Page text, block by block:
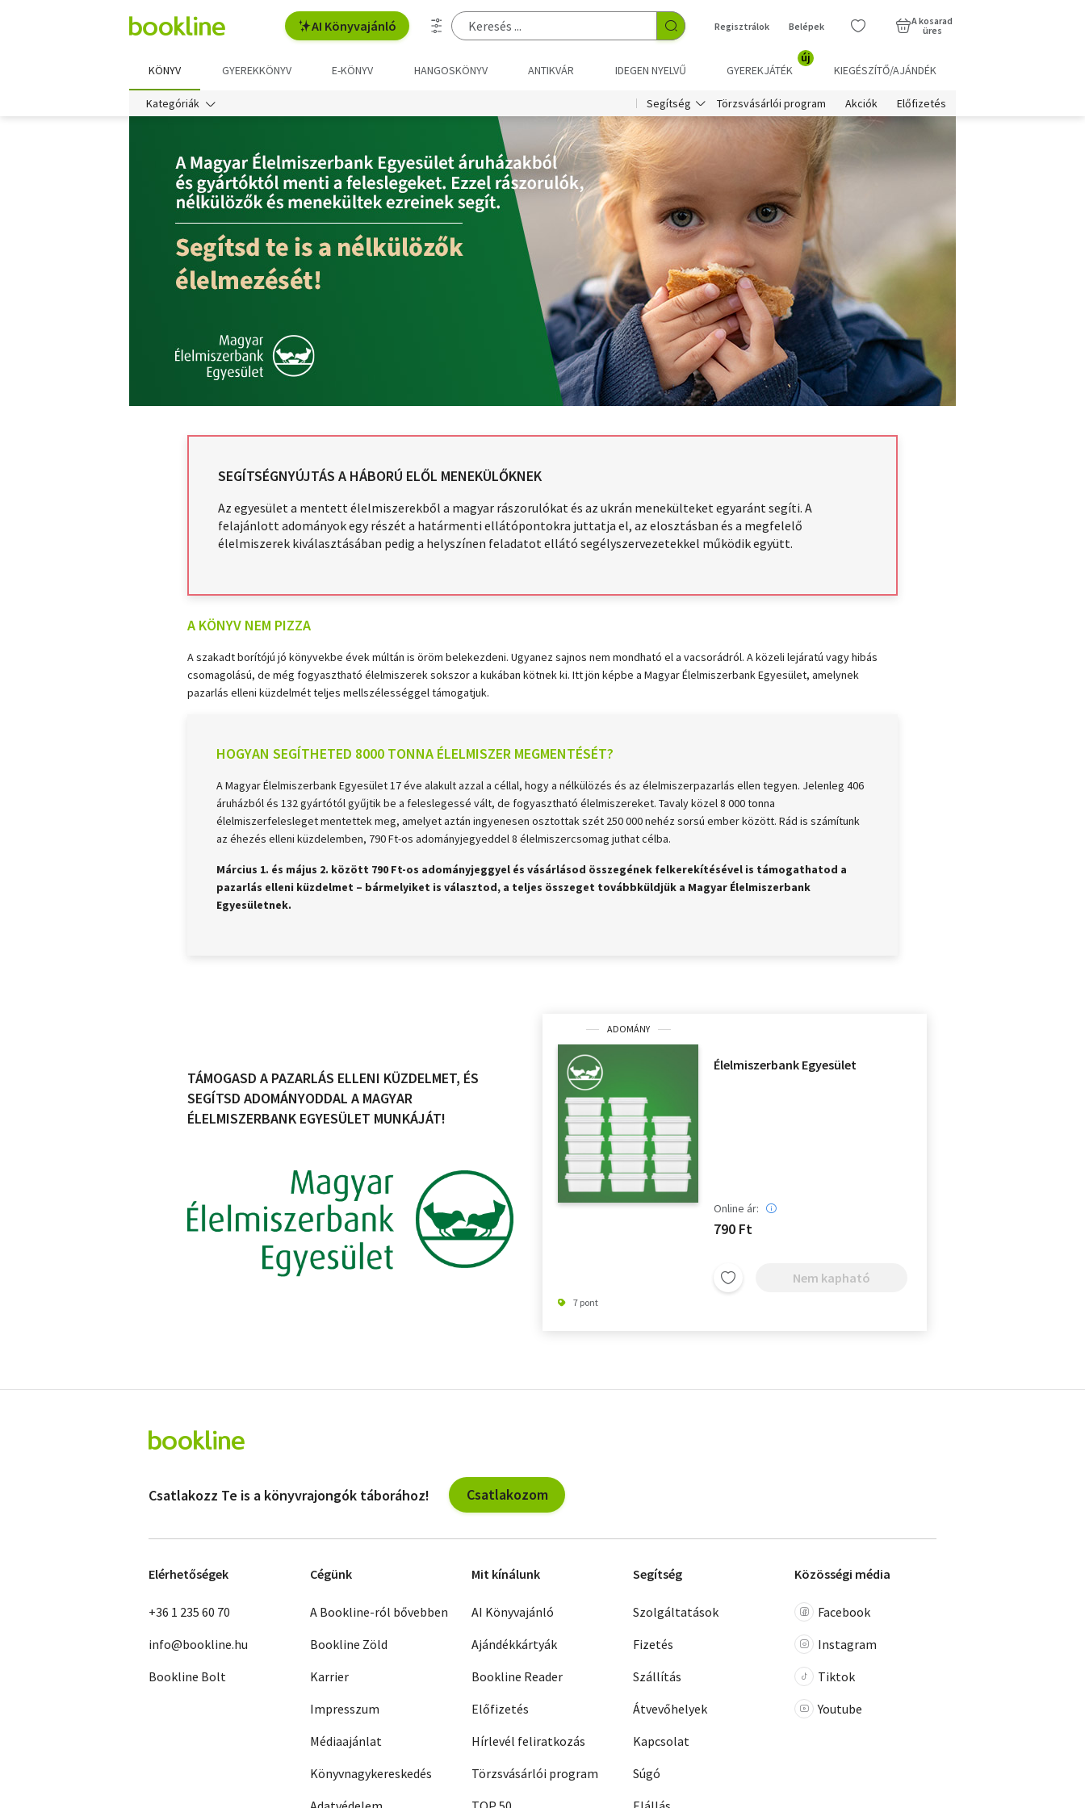
AI Könyvajánló Regisztrálok Belépek
A kosarad
üres
KÖNYV GYEREKKÖNYV E-KÖNYV HANGOSKÖNYV ANTIKVÁR IDEGEN NYELVŰ GYEREKJÁTÉK
új
KIEGÉSZÍTŐ/AJÁNDÉK
Kategóriák Segítség Törzsvásárlói program Akciók Előfizetés
SEGÍTSÉGNYÚJTÁS A HÁBORÚ ELŐL MENEKÜLŐKNEK
Az egyesület a mentett élelmiszerekből a magyar rászorulókat és az ukrán menekülteket egyaránt segíti. A
felajánlott adományok egy részét a határmenti ellátópontokra juttatja el, az elosztásban és a megfelelő
élelmiszerek kiválasztásában pedig a helyszínen feladatot ellátó segélyszervezetekkel működik együtt.
A KÖNYV NEM PIZZA
A szakadt borítójú jó könyvekbe évek múltán is öröm belekezdeni. Ugyanez sajnos nem mondható el a vacsorádról. A közeli lejáratú vagy hibás
csomagolású, de még fogyasztható élelmiszerek sokszor a kukában kötnek ki. Itt jön képbe a Magyar Élelmiszerbank Egyesület, amelynek
pazarlás elleni küzdelmét teljes mellszélességgel támogatjuk.
HOGYAN SEGÍTHETED 8000 TONNA ÉLELMISZER MEGMENTÉSÉT?
A Magyar Élelmiszerbank Egyesület 17 éve alakult azzal a céllal, hogy a nélkülözés és az élelmiszerpazarlás ellen tegyen. Jelenleg 406
áruházból és 132 gyártótól gyűjtik be a feleslegessé vált, de fogyasztható élelmiszereket. Tavaly közel 8 000 tonna
élelmiszerfelesleget mentettek meg, amelyet aztán ingyenesen osztottak szét 250 000 nehéz sorsú ember között. Rád is számítunk
az éhezés elleni küzdelemben, 790 Ft-os adományjegyeddel 8 élelmiszercsomag juthat célba.
Március 1. és május 2. között 790 Ft-os adományjeggyel és vásárlásod összegének felkerekítésével is támogathatod a
pazarlás elleni küzdelmet – bármelyiket is választod, a teljes összeget továbbküldjük a Magyar Élelmiszerbank
Egyesületnek.
TÁMOGASD A PAZARLÁS ELLENI KÜZDELMET, ÉS
SEGÍTSD ADOMÁNYODDAL A MAGYAR
ÉLELMISZERBANK EGYESÜLET MUNKÁJÁT!
ADOMÁNY
7 pont
Élelmiszerbank Egyesület
Online ár:
790 Ft
Nem kapható
Csatlakozz Te is a könyvrajongók táborához! Csatlakozom
Elérhetőségek
+36 1 235 60 70
info@bookline.hu
Bookline Bolt
Cégünk
A Bookline-ról bővebben
Bookline Zöld
Karrier
Impresszum
Médiaajánlat
Könyvnagykereskedés
Mit kínálunk
AI Könyvajánló
Ajándékkártyák
Bookline Reader
Előfizetés
Hírlevél feliratkozás
Törzsvásárlói program
Segítség
Szolgáltatások
Fizetés
Szállítás
Átvevőhelyek
Kapcsolat
Súgó
Közösségi média
Facebook
Instagram
Tiktok
Youtube